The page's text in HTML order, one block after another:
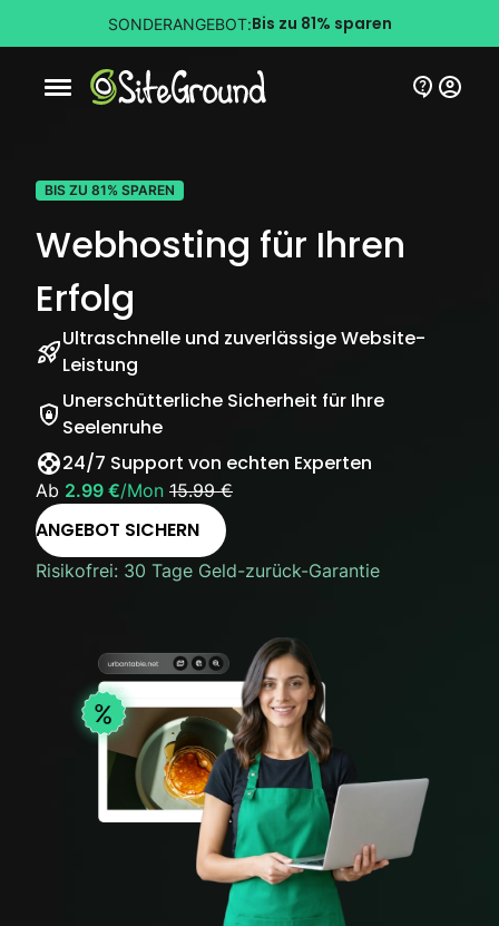
SONDERANGEBOT:Bis zu 81% sparen
Schaltfläche Mobile Navigation
BIS ZU 81% SPAREN
Webhosting für Ihren
Erfolg
Ultraschnelle und zuverlässige Website-
Leistung
Unerschütterliche Sicherheit für Ihre
Seelenruhe
24/7 Support von echten Experten
Ab 2.99 €/Mon 15.99 €
ANGEBOT SICHERN
Risikofrei: 30 Tage Geld-zurück-Garantie